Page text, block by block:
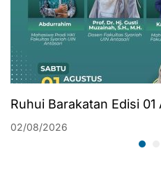
Ruhui Barakatan Edisi
02/08/2026